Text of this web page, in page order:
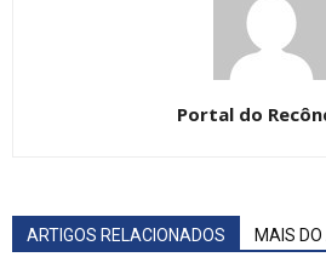
Portal do
ARTIGOS RELACIONADOS MAIS